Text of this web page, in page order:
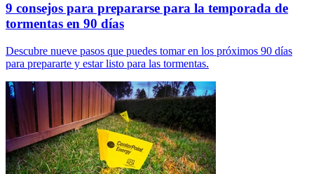
9 consejos para prepararse para la temporada de
tormentas en 90 días
Descubre nueve pasos que puedes tomar en los próximos 90 días
para prepararte y estar listo para las tormentas.